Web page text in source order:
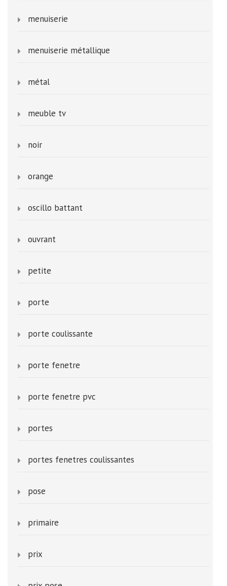
menuiserie
menuiserie métallique
métal
meuble tv
noir
orange
oscillo battant
ouvrant
petite
porte
porte coulissante
porte fenetre
porte fenetre pvc
portes
portes fenetres coulissantes
pose
primaire
prix